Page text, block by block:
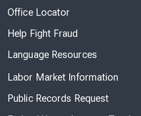
Office Locator
Help Fight Fraud
Language Resources
Labor Market Information
Public Records Request